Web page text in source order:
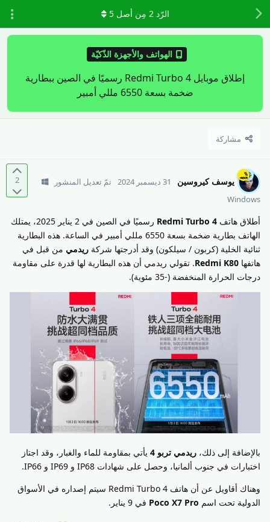
الهواتف والأجهزة الذّكيّة
إطلاق موبايل Redmi Turbo 4 رسميًا في الصين ببطارية
ضخمة بسعة 6550 مللي أمبير
مشاركة
الرّد2 مِن أصل5
2 يوسف كيروسين 31 ديسمبر 2024
تمّ تعديل المنشور
Windows
أطلاق هاتف Redmi Turbo 4
رسميًا في الصين في 2 يناير 2025، يمتلك
الهاتف بطارية ضخمة بسعة 6550 مللي أمبير في الساعة. هذه البطارية
ثنائية الخلية (كربون / سيلكون) وقد أدرجتها شركة ريدمي من قبل في
هاتفها Redmi K80. تقولي ريدمي أن هذه البطارية لها قدرة على مقاومة
درجات الحرارة المنخفضة (-35 مئوية).
بالإضافة إلى ذلك، ريدمي تربو 4
يأتي بمقاومة للماء والغبار، وقد اجتاز
اختبارات في جنوب ألمانيا، وحصل على شهادات IP68 و IP69 و IP66.
وهناك أقاويل عن أن هاتف Redmi Turbo 4 سيتم إصداره في الأسواق
الدولية تحت اسم Poco X7 Pro في 9 يناير.